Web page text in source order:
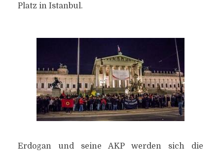
Platz in Istanbul.
Erdogan und seine AKP werden sich die